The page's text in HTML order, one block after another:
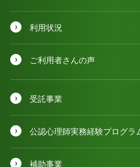
利用状況
ご利用者さんの声
受託事業
公認⼼理師実務経験プログラ
補助事業